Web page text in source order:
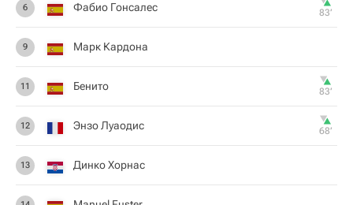
6 Фабио Гонсалес 83‎’‎
9 Марк Кардона
11 Бенито 83‎’‎
12 Энзо Луаодис 68‎’‎
13 Динко Хорнас